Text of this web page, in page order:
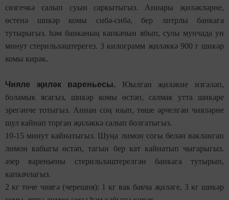
сөзгечкә салып суын саркытыгыз. Аннары җиләкләрне,
өстенә шикәр комы сибә-сибә, бер литрлы банкага
тутырыгыз. һәм банканың капкачын ябып, сулы мунчада ун
минут стерильләштерегез. 3 килограмм җиләккә 900 г шикәр
комы кирәк.
Чияле җиләк вареньесы. Юылган җиләкне изгәләп,
боламык ясагыз, шикәр комы өстәп, салмак утта шикәре
эрегәнче тотыгыз. Аннан соң юып, төше әрчелгән чияләрне
шул кайнап торган җиләккә салып болгатыгыз.
10-15 минут кайнатыгыз. Шуңа лимон согы белән вакланган
лимон кабыгы өстәп, та­гын бер кат кайнатып чыгарыгыз.
әзер вареньены стерильләштерелгән банкага тутырып,
капкачлагыз.
2 кг төче чиягә (черешня): 1 кг вак бакча җиләге, 3 кг шикәр